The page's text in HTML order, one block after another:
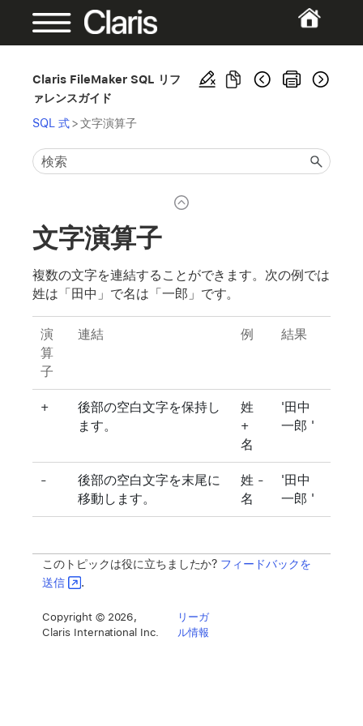
Claris FileMaker SQL リフ
ァレンスガイド
SQL 式>文字演算子
文字演算子
複数の文字を連結することができます。次の例では
姓は 「田中」 で名は 「一郎」 です。
演
算
子
連結 例 結果
+
後部の空白文字を保持し
ます。
姓
+
名
'田中
一郎 '
-
後部の空白文字を末尾に
移動します。
姓 -
名
'田中
一郎 '
このトピックは役に立ちましたか? フィードバックを
送信
.
Copyright © 2026,
Claris International Inc.
リーガ
ル情報